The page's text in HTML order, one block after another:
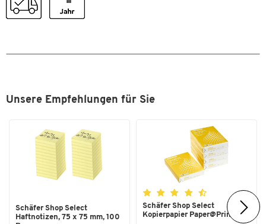
Unsere Empfehlungen für Sie
Schäfer Shop Select
Haftnotizen, 75 x 75 mm, 100
Schäfer Shop Select
Kopierpapier Paper@Print, DIN